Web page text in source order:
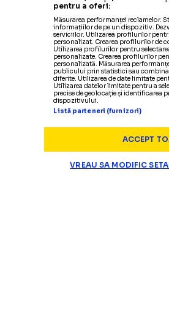
pentru a oferi:
Măsurarea performanței reclamelor.
informațiilor de pe un dispozitiv.
serviciilor. Utilizarea profilurilor
personalizat. Crearea profilurilor de
Utilizarea profilurilor pentru
personalizate. Crearea profilurilor
personalizată. Măsurarea
publicului prin statistici sau
diferite. Utilizarea de date limitate
Utilizarea datelor limitate pentru a
precise de geolocație și identificarea
dispozitivului.
Listă parteneri (furnizori)
ACCEPT
VREAU SA MODIFIC